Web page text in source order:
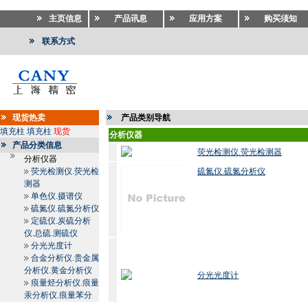
主页信息 产品讯息 应用方案 购买须知
联系方式
现货热卖
填充柱 填充柱 现货
产品分类信息
分析仪器
荧光检测仪.荧光检
测器
单色仪.摄谱仪
硫氮仪.硫氮分析仪
定硫仪.炭硫分析
仪.总硫.测硫仪
分光光度计
合金分析仪.贵金属
分析仪.黄金分析仪
痕量烃分析仪.痕量
汞分析仪.痕量苯分
产品类别导航
分析仪器
荧光检测仪.荧光检测器
硫氮仪.硫氮分析仪
分光光度计